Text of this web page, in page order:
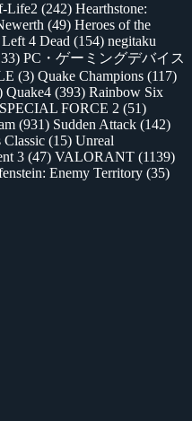
Life2 (242) Hearthstone:
(49) Heroes of the
Left 4 Dead (154) negitaku
PC・ゲーミングデバイス
(3) Quake Champions (117)
Quake4 (393) Rainbow Six
SPECIAL FORCE 2 (51)
(931) Sudden Attack (142)
Classic (15) Unreal
3 (47) VALORANT (1139)
Enemy Territory (35)